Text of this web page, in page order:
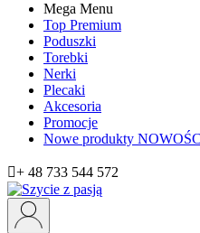
Mega Menu
Top Premium
Poduszki
Torebki
Nerki
Plecaki
Akcesoria
Promocje
Nowe produkty
+ 48 733 544 572